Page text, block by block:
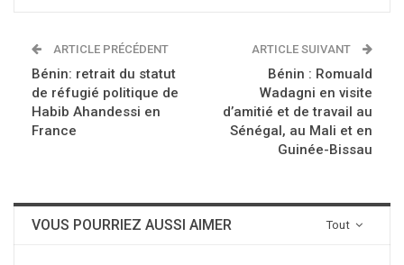
ARTICLE PRÉCÉDENT
Bénin: retrait du statut
de réfugié politique de
Habib Ahandessi en
France
ARTICLE SUIVANT
Bénin : Romuald
Wadagni en visite
d’amitié et de travail au
Sénégal, au Mali et en
Guinée-Bissau
Tout
VOUS POURRIEZ AUSSI AIMER